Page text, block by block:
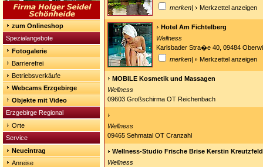
zum Onlineshop
Spezialangebote
Fotogalerie
Barrierefrei
Betriebsverkäufe
Webcams Erzgebirge
Objekte mit Video
Erzgebirge Regional
Orte
Service
Neueintrag
Anreise
merken| Merkzettel anzeigen
Hotel Am Fichtelberg
Wellness
Karlsbader Stra�e 40, 09484
merken| Merkzettel anzeigen
MOBILE Kosmetik und Massagen
Wellness
09603 Großschirma OT Reichenbach
Wellness
09465 Sehmatal OT Cranzahl
Wellness-Studio Frische Brise Kerstin
Wellness